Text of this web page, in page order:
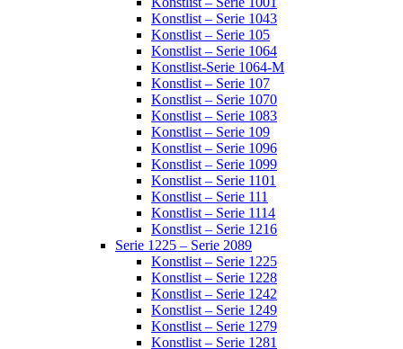
Konstlist – Serie 1043
Konstlist – Serie 105
Konstlist – Serie 1064
Konstlist-Serie 1064-M
Konstlist – Serie 107
Konstlist – Serie 1070
Konstlist – Serie 1083
Konstlist – Serie 109
Konstlist – Serie 1096
Konstlist – Serie 1099
Konstlist – Serie 1101
Konstlist – Serie 111
Konstlist – Serie 1114
Konstlist – Serie 1216
Serie 1225 – Serie 2089
Konstlist – Serie 1225
Konstlist – Serie 1228
Konstlist – Serie 1242
Konstlist – Serie 1249
Konstlist – Serie 1279
Konstlist – Serie 1281